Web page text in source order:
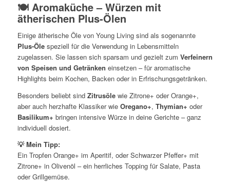
🍽️ Aromaküche – Würzen mit
ätherischen Plus-Ölen
Einige ätherische Öle von Young Living sind als sogenannte
Plus-Ölespeziell für die Verwendung in Lebensmitteln
zugelassen. Sie lassen sich sparsam und gezielt zum Verfeinern
von Speisen und Getränken einsetzen – für aromatische
Highlights beim Kochen, Backen oder in Erfrischungsgetränken.
Besonders beliebt sind Zitrusölewie Zitrone+ oder Orange+,
aber auch herzhafte Klassiker wie Oregano+, Thymian+ oder
Basilikum+ bringen intensive Würze in deine Gerichte – ganz
individuell dosiert.
💡 Mein Tipp:
Ein Tropfen Orange+ im Aperitif, oder Schwarzer Pfeffer+ mit
Zitrone+ in Olivenöl – ein herrliches Topping für Salate, Pasta
oder Grillgemüse.